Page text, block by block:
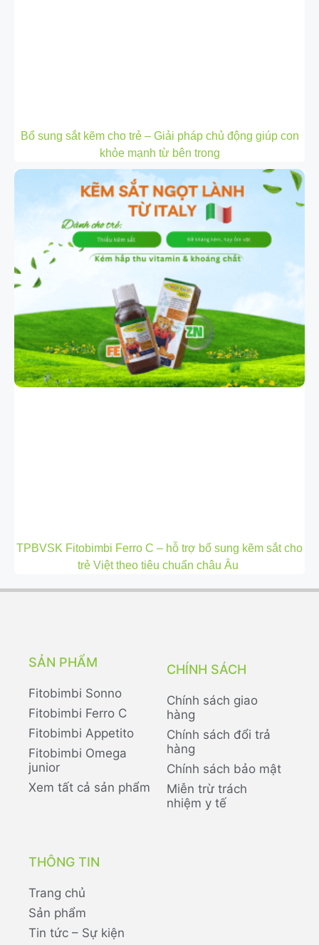
Bổ sung sắt kẽm cho trẻ – Giải pháp chủ động giúp con
khỏe mạnh từ bên trong
TPBVSK Fitobimbi Ferro C – hỗ trợ bổ sung kẽm sắt cho
trẻ Việt theo tiêu chuẩn châu Âu
SẢN PHẨM
Fitobimbi Sonno
Fitobimbi Ferro C
Fitobimbi Appetito
Fitobimbi Omega
junior
Xem tất cả sản phẩm
CHÍNH SÁCH
Chính sách giao
hàng
Chính sách đổi trả
hàng
Chính sách bảo mật
Miễn trừ trách
nhiệm y tế
THÔNG TIN
Trang chủ
Sản phẩm
Tin tức – Sự kiện